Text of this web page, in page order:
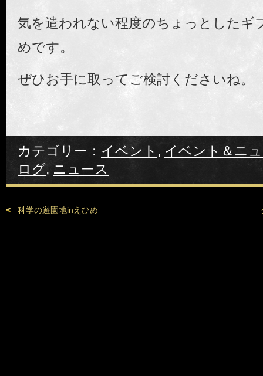
気を遣われない程度のちょっとしたギ
めです。
ぜひお手に取ってご検討くださいね。
カテゴリー： イベント , イベント＆ニ
ログ, ニュース
科学の遊園地inえひめ